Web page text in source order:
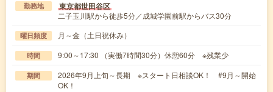
勤務地 東京都世田谷区
二子玉川駅から徒歩5分／成城学園前駅からバス30分
曜日頻度 月～金（土日祝休み）
時間 9:00～17:30 （実働7時間30分）休憩60分 ※残業少
期間
2026年9月上旬～長期 ※スタート日相談OK！ #9月～開始
OK！